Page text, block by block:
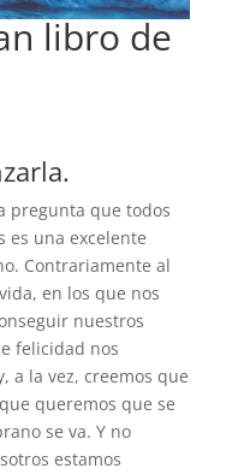
libro de
pregunta que todos
es una excelente
Contrariamente al
en los que nos
nuestros
felicidad nos
a la vez, creemos que
queremos que se
se va. Y no
estamos